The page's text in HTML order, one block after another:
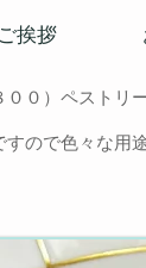
ご挨拶
０）ペストリ
ので色々な用